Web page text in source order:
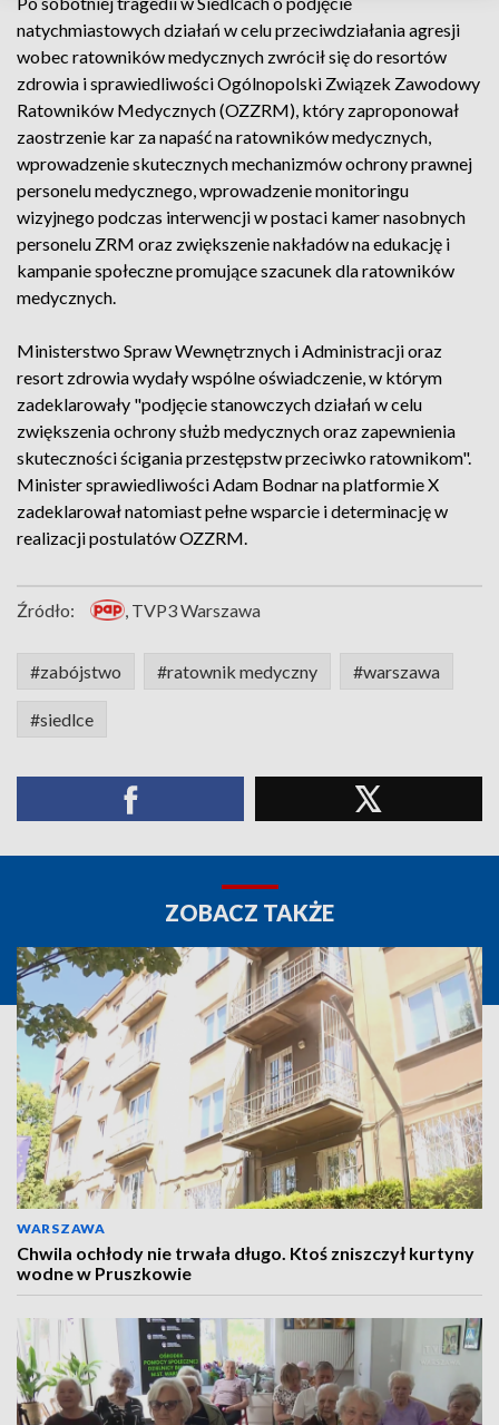
natychmiastowych działań w celu przeciwdziałania agresji
wobec ratowników medycznych zwrócił się do resortów
zdrowia i sprawiedliwości Ogólnopolski Związek Zawodowy
Ratowników Medycznych (OZZRM), który zaproponował
zaostrzenie kar za napaść na ratowników medycznych,
wprowadzenie skutecznych mechanizmów ochrony prawnej
personelu medycznego, wprowadzenie monitoringu
wizyjnego podczas interwencji w postaci kamer nasobnych
personelu ZRM oraz zwiększenie nakładów na edukację i
kampanie społeczne promujące szacunek dla ratowników
medycznych.
Ministerstwo Spraw Wewnętrznych i Administracji oraz
resort zdrowia wydały wspólne oświadczenie, w którym
zadeklarowały "podjęcie stanowczych działań w celu
zwiększenia ochrony służb medycznych oraz zapewnienia
skuteczności ścigania przestępstw przeciwko ratownikom".
Minister sprawiedliwości Adam Bodnar na platformie X
zadeklarował natomiast pełne wsparcie i determinację w
realizacji postulatów OZZRM.
Źródło: , TVP3 Warszawa
#zabójstwo #ratownik medyczny #warszawa
#siedlce
ZOBACZ TAKŻE
WARSZAWA
Chwila ochłody nie trwała długo. Ktoś zniszczył kurtyny
wodne w Pruszkowie